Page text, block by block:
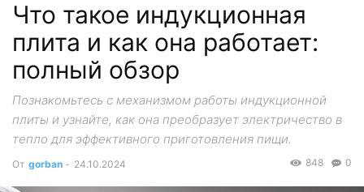
Что такое индукционная
плита и как она работает:
полный обзор
Познакомьтесь с механизмом работы индукционной
плиты и узнайте, как она преобразует электричество в
тепло для эффективного приготовления пищи.
От gorban - 24.10.2024 0
848